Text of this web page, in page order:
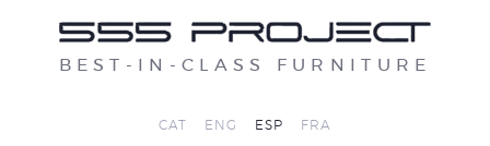
BEST-IN-CLASS FURNITURE
CAT ENG ESP FRA